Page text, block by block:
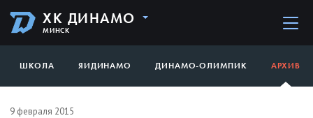
ХК ДИНАМО
МИНСК
ШКОЛА ЯИДИНАМО ДИНАМО-ОЛИМПИК АРХИВ
9 февраля 2015